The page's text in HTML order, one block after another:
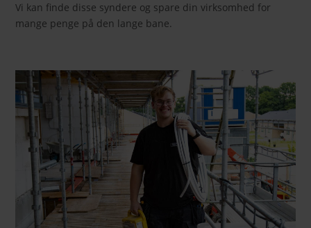
Vi kan finde disse syndere og spare din virksomhed for
mange penge på den lange bane.